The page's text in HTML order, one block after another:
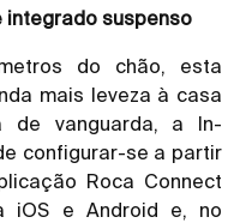
integrado suspenso
do chão, esta
mais leveza à casa
de vanguarda, a In-
configurar-se a partir
Roca Connect
iOS e Android e, no